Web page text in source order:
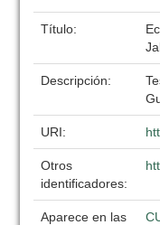
Título:
Descripción:
URI:
Otros
identificadores:
Aparece en las